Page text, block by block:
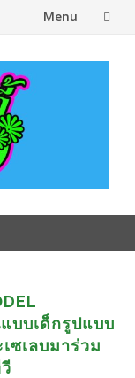
Menu
บบเด็กรูปแบบ
ซเลบมาร่วม